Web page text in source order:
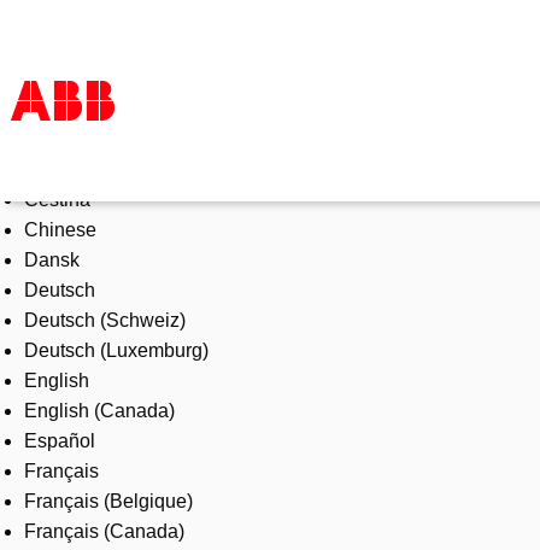
Products & Solutions
Industries
Services
About us
Where to buy
Contact us
Careers
Čeština
Chinese
Dansk
Deutsch
Deutsch (Schweiz)
Deutsch (Luxemburg)
English
English (Canada)
Español
Français
Français (Belgique)
Français (Canada)